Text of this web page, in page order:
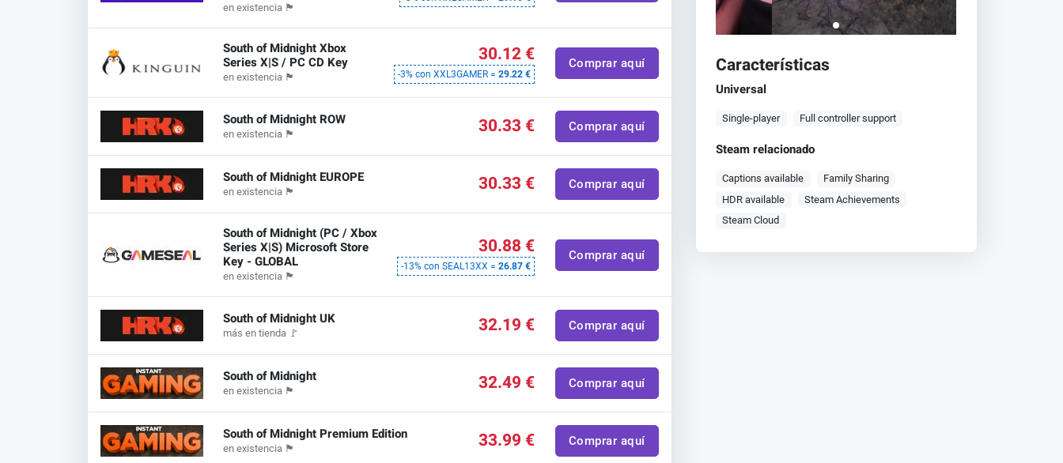
en existencia 🏴
South of Midnight Xbox
Series X|S / PC CD Key
en existencia 🏴
30.12 €
-3% con XXL3GAMER = 29.22 €
Comprar aquí
South of Midnight ROW
en existencia 🏴 30.33 € Comprar aquí
South of Midnight EUROPE
en existencia 🏴 30.33 € Comprar aquí
South of Midnight (PC / Xbox
Series X|S) Microsoft Store
Key - GLOBAL
en existencia 🏴
30.88 €
-13% con SEAL13XX = 26.87 €
Comprar aquí
South of Midnight UK
más en tienda 🚩 32.19 € Comprar aquí
South of Midnight
en existencia 🏴 32.49 € Comprar aquí
South of Midnight Premium Edition
en existencia 🏴 33.99 € Comprar aquí
Características
Universal
Single-player Full controller support
Steam relacionado
Captions available
Family Sharing
HDR available
Steam Achievements
Steam Cloud